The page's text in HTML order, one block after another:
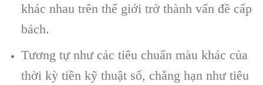
khác nhau trên thế giới trở thành vấn đề cấp
bách.
Tương tự như các tiêu chuẩn màu khác của
thời kỳ tiền kỹ thuật số, chẳng hạn như tiêu